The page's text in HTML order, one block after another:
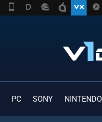
PC SONY NINTENDO